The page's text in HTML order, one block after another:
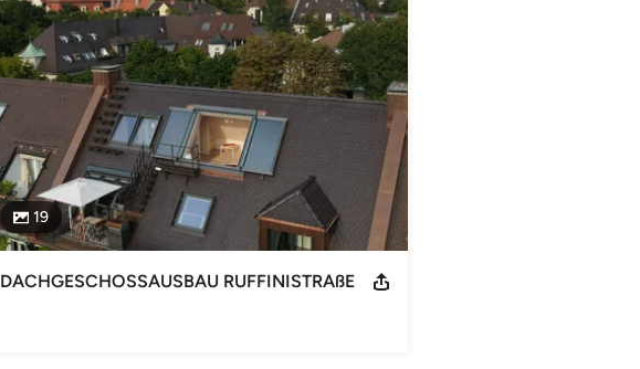
19
DACHGESCHOSSAUSBAU RUFFINISTRAßE